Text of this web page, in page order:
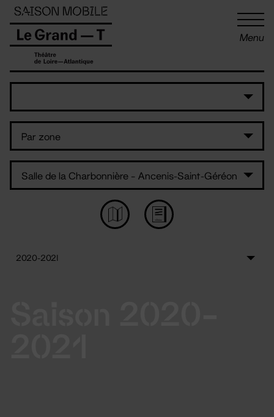
Menu
Panneau de gestion des cookies